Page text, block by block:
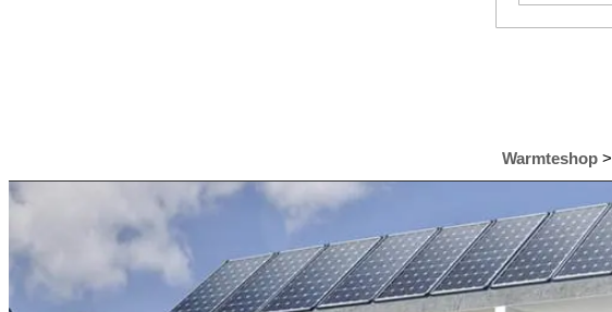
Warmteshop>